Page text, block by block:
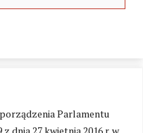
Parlamentu
dnia 27 kwietnia 2016 r. w